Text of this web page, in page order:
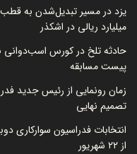
میلیارد ریالی در اشکذر
حادثه تلخ در کورس اسب‌دوانی
پیست مسابقه
تصمیم نهایی
انتخابات فدراسیون سوارکاری
از ۲۲ شهریور